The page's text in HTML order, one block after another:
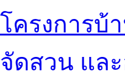
โครงการบ้
จัดสวน แล